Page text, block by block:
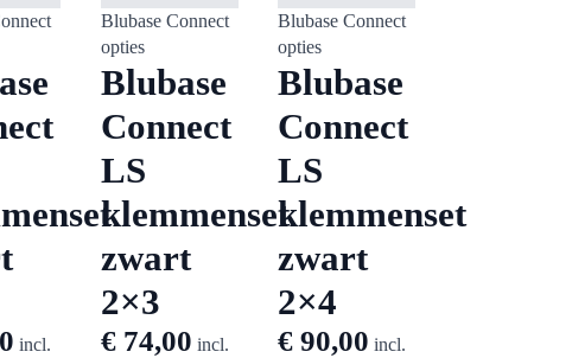
incl.
Blubase Connect
opties
Blubase
Connect
LS
klemmenset
zwart
2×3
€74,00 incl.
Blubase Connect
opties
Blubase
Connect
LS
klemmenset
zwart
2×4
€ 90,00 incl.